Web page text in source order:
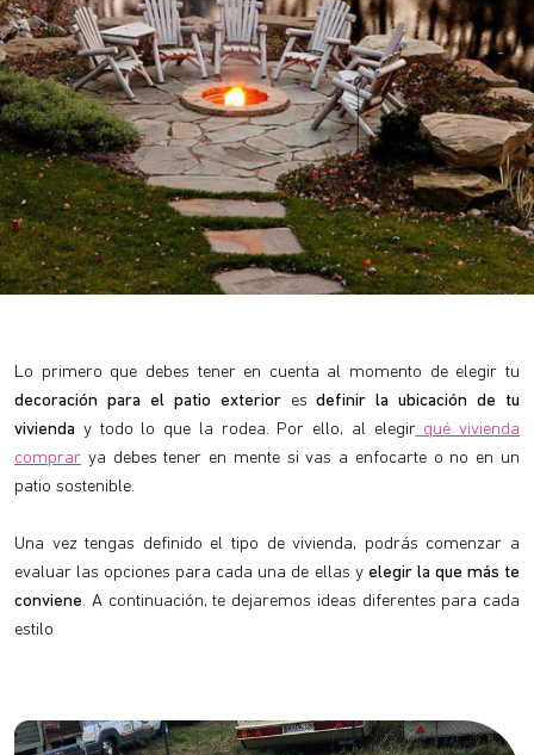
Lo primero que debes tener en cuenta al momento de elegir tu
decoración para el patio exterioresdefinir la ubicación de tu
vivienda y todo lo que la rodea. Por ello, al elegir qué vivienda
comprar ya debes tener en mente si vas a enfocarte o no en un
patio sostenible.
Una vez tengas definido el tipo de vivienda, podrás comenzar a
evaluar las opciones para cada una de ellas y elegir la que más te
conviene. A continuación, te dejaremos ideas diferentes para cada
estilo